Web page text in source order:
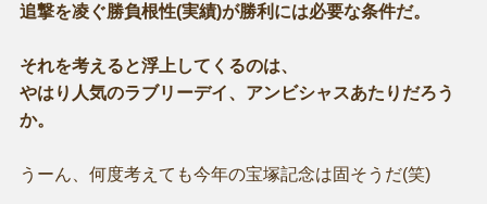
追撃を凌ぐ勝負根性(実績)が勝利には必要な条件だ。
それを考えると浮上してくるのは、
やはり人気のラブリーデイ、アンビシャスあたりだろう
か。
うーん、何度考えても今年の宝塚記念は固そうだ(笑)